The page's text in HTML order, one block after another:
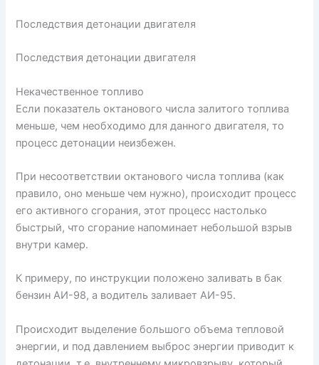
Последствия детонации двигателя
Последствия детонации двигателя
Некачественное топливо
Если показатель октанового числа залитого топлива
меньше, чем необходимо для данного двигателя, то
процесс детонации неизбежен.
При несоответствии октанового числа топлива (как
правило, оно меньше чем нужно), происходит процесс
его активного сгорания, этот процесс настолько
быстрый, что сгорание напоминает небольшой взрыв
внутри камер.
К примеру, по инструкции положено заливать в бак
бензин АИ-98, а водитель заливает АИ-95.
Происходит выделение большого объема тепловой
энергии, и под давлением выброс энергии приводит к